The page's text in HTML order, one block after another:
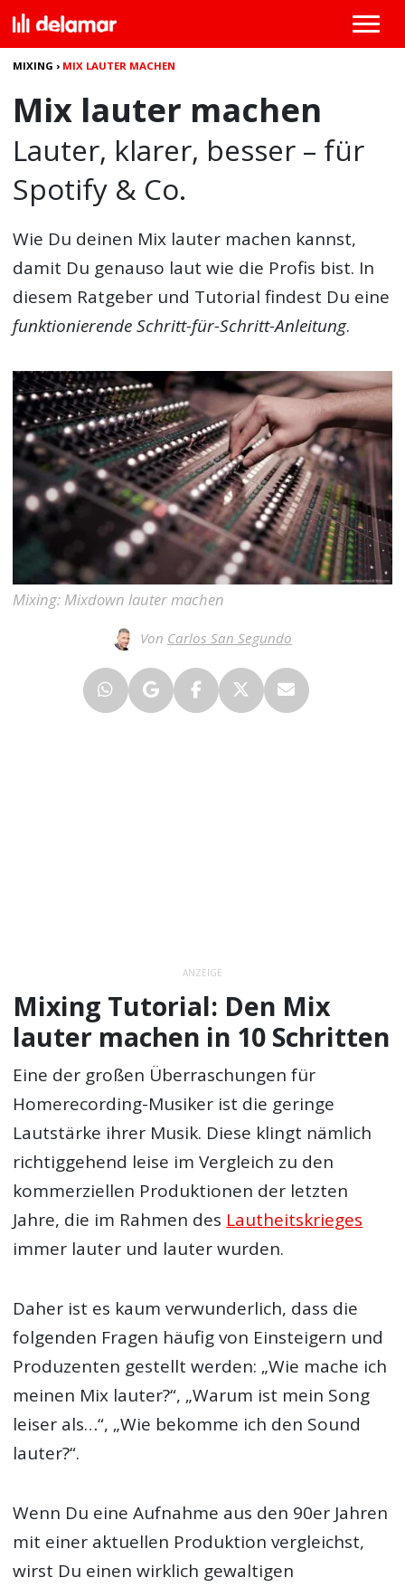
MIXING › MIX LAUTER MACHEN
Mix lauter machen
Lauter, klarer, besser – für
Spotify & Co.
Wie Du deinen Mix lauter machen kannst,
damit Du genauso laut wie die Profis bist. In
diesem Ratgeber und Tutorial findest Du eine
funktionierende Schritt-für-Schritt-Anleitung.
Mixing: Mixdown lauter machen
Von Carlos San Segundo
ANZEIGE
Mixing Tutorial: Den Mix
lauter machen in 10 Schritten
Eine der großen Überraschungen für
Homerecording-Musiker ist die geringe
Lautstärke ihrer Musik. Diese klingt nämlich
richtiggehend leise im Vergleich zu den
kommerziellen Produktionen der letzten
Jahre, die im Rahmen des Lautheitskrieges
immer lauter und lauter wurden.
Daher ist es kaum verwunderlich, dass die
folgenden Fragen häufig von Einsteigern und
Produzenten gestellt werden: „Wie mache ich
meinen Mix lauter?“, „Warum ist mein Song
leiser als…“, „Wie bekomme ich den Sound
lauter?“.
Wenn Du eine Aufnahme aus den 90er Jahren
mit einer aktuellen Produktion vergleichst,
wirst Du einen wirklich gewaltigen